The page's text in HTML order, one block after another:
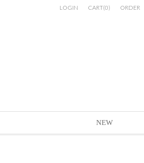
LOGIN CART(0) ORDER
NEW